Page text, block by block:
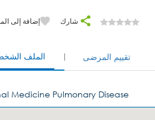
شارك إضافة إلى
الملف تقييم المرضى
Medicine Pulmonary Disease